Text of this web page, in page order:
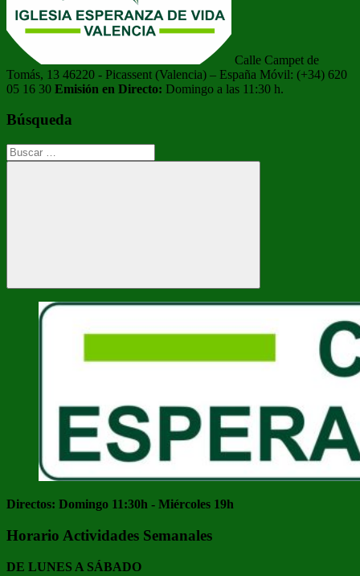
Calle Campet de
Tomás, 13 46220 - Picassent (Valencia) – España Móvil: (+34) 620
05 16 30 Emisión en Directo: Domingo a las 11:30 h.
Búsqueda
Buscar:
Buscar
Directos: Domingo 11:30h - Miércoles 19h
Horario Actividades Semanales
DE LUNES A SÁBADO